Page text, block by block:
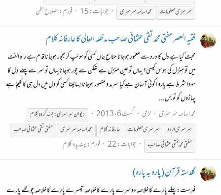
سرسریمعلومات محمد اسامہ سَرسَری جوابات: 15 فورم:اِصلاحِ سخن
فقیہ العصر مفتی محمد تقی عثمانی صاحب مد ظلہ العالی کا عارفانہ کلام
محبت کیا ہے دل کا درد سے معمور ہوجانا متاعِ جاں کسی کو سونپ کر مجبور ہوجانا قدم ہے راہِ الفت
میں تو منزل کی ہوس کیسی؟ یہاں تو عین منزل ہے تھکن سے چور ہوجانا یہاں تو سر سے پہلے دل کا
سودا شرط ہے یارو! کوئی آسان ہے کیا سرمد و منصور ہوجانا بسا لینا کسی کو دل میں دل ہی کا کلیجا ہے
پہاڑوں کو تو بس...
محمد اسامہ سَرسَری
لڑی اگست 6، 2013 دیوانسرسری: پسندکردہ کلام
سرسریاردو سرسریمعلومات عارفانہ کلام محمد اسامہ سَرسَری
مفتی تقی عثمانی صاحب
مفتی محمد تقی عثمانی صاحب
جوابات: 22 فورم:پسندیدہ کلام
گلدستہ قرآن (پارہ بہ پارہ)
فہرست: پہلے پارے کا خلاصہ دوسرے پارے کا خلاصہ تیسرے پارے کا خلاصہ چوتھے پارے